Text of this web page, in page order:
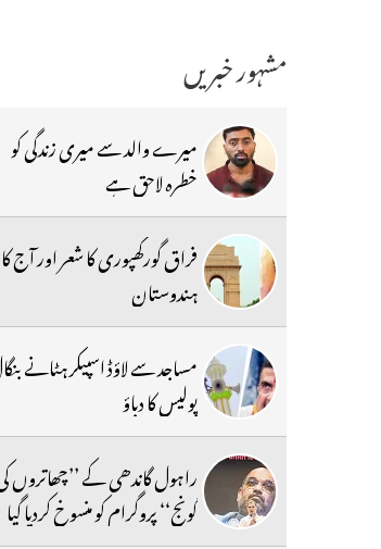
مشہور خبریں
میرے والد سے میری زندگی کو
خطرہ لاحق ہے
فراق گورکھپوری کا شعر اور آج کا
ہندوستان
مساجد سے لاؤڈ اسپیکر ہٹانے
پولیس کا دباؤ
راہول گاندھی کے ’’چھاتروں
گونج‘‘ پروگرام کو منسوخ کردیا گیا